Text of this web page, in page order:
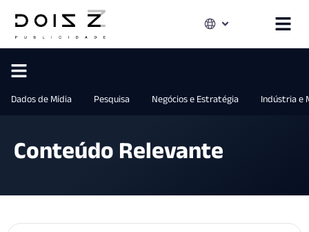
Dados de Mídia Pesquisa Negócios e Estratégia Indústria e
Conteúdo Relevante